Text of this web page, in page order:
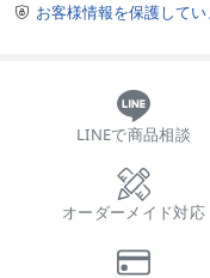
 お客様情報を保護してい
LINEで商品相談
オーダーメイド対応